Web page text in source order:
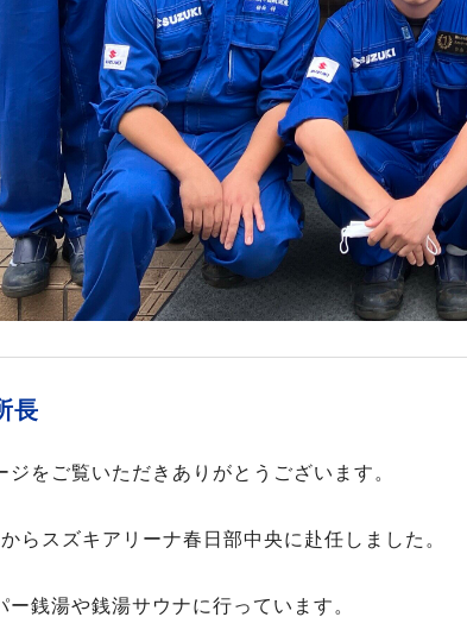
長
ジをご覧いただきありがとうございます。
らスズキアリーナ春日部中央に赴任しました。
ー銭湯や銭湯サウナに行っています。